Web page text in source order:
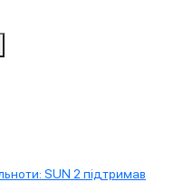
SUN 2 підтримав